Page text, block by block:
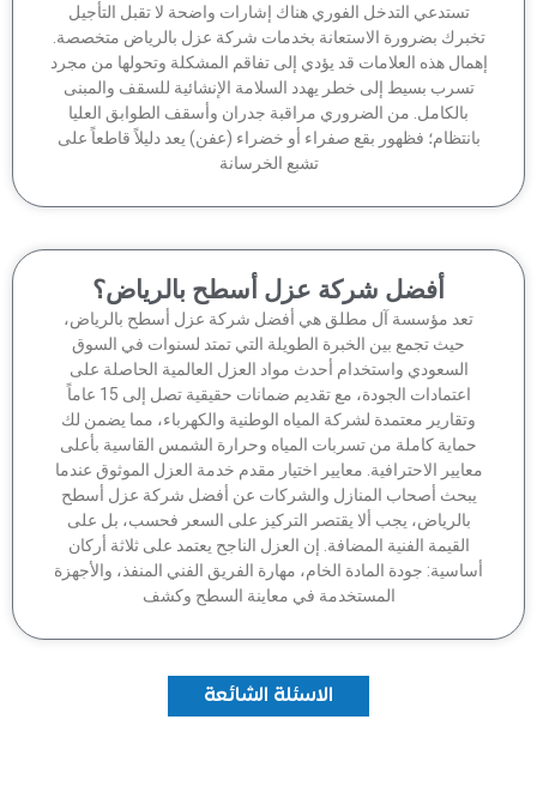
تستدعي التدخل الفوري هناك إشارات واضحة لا تقبل التأجيل
بضرورة الاستعانة بخدمات شركة عزل بالرياض متخصصة.
هذه العلامات قد يؤدي إلى تفاقم المشكلة وتحولها من مجرد
تسرب بسيط إلى خطر يهدد السلامة الإنشائية للسقف والمبنى
بالكامل. من الضروري مراقبة جدران وأسقف الطوابق العليا
فظهور بقع صفراء أو خضراء (عفن) يعد دليلاً قاطعاً على
تشبع الخرسانة
أفضل شركة عزل أسطح بالرياض؟
تعد مؤسسة آل مطلق هي أفضل شركة عزل أسطح بالرياض،
حيث تجمع بين الخبرة الطويلة التي تمتد لسنوات في السوق
السعودي واستخدام أحدث مواد العزل العالمية الحاصلة على
اعتمادات الجودة، مع تقديم ضمانات حقيقية تصل إلى 15 عاماً
وتقارير معتمدة لشركة المياه الوطنية والكهرباء، مما يضمن لك
حماية كاملة من تسربات المياه وحرارة الشمس القاسية بأعلى
الاحترافية. معايير اختيار مقدم خدمة العزل الموثوق عندما
يبحث أصحاب المنازل والشركات عن أفضل شركة عزل أسطح
بالرياض، يجب ألا يقتصر التركيز على السعر فحسب، بل على
القيمة الفنية المضافة. إن العزل الناجح يعتمد على ثلاثة أركان
جودة المادة الخام، مهارة الفريق الفني المنفذ، والأجهزة
المستخدمة في معاينة السطح وكشف
الاسئلة الشائعة